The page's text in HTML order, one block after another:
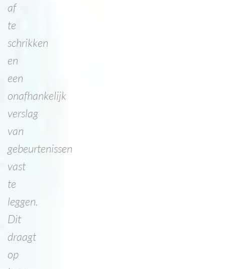
af
te
schrikken
en
een
onafhankelijk
verslag
van
gebeurtenissen
vast
te
leggen.
Dit
draagt
op